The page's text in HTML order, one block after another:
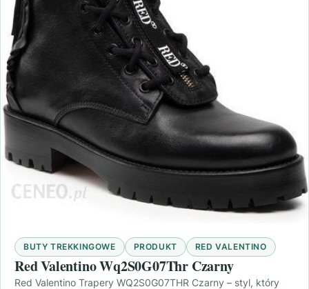
BUTY TREKKINGOWE PRODUKT RED VALENTINO
Red Valentino Wq2S0G07Thr Czarny
Red Valentino Trapery WQ2S0G07THR Czarny – styl, który